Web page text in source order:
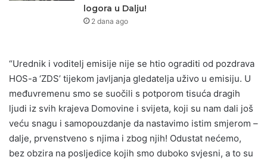
logora u Dalju!
2 dana ago
“Urednik i voditelj emisije nije se htio ograditi od pozdrava
HOS-a ‘ZDS’ tijekom javljanja gledatelja uživo u emisiju. U
međuvremenu smo se suočili s potporom tisuća dragih
ljudi iz svih krajeva Domovine i svijeta, koji su nam dali još
veću snagu i samopouzdanje da nastavimo istim smjerom –
dalje, prvenstveno s njima i zbog njih! Odustat nećemo,
bez obzira na posljedice kojih smo duboko svjesni, a to su